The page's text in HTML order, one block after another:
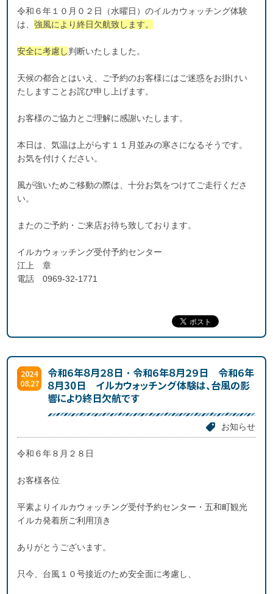
令和６年１０月０２日（水曜日）のイルカウォッチング体験
は、強風により終日欠航致します。
安全に考慮し判断いたしました。
天候の都合とはいえ、ご予約のお客様にはご迷惑をお掛けい
たしますことお詫び申し上げます。
お客様のご協力とご理解に感謝いたします。
本日は、気温は上がらす１１月並みの寒さになるそうです。
お気を付けください。
風が強いためご移動の際は、十分お気をつけてご走行くださ
い。
またのご予約・ご来店お待ち致しております。
イルカウォッチング受付予約センター
江上 章
電話 0969-32-1771
2024
08.27
令和６年８月２８日・令和６年８月２９日 令和６年
８月30日 イルカウォッチング体験は、台風の影
響により終日欠航です
お知らせ
令和６年８月２８日
お客様各位
平素よりイルカウォッチング受付予約センター・五和町観光
イルカ発着所ご利用頂き
ありがとうございます。
只今、台風１０号接近のため安全面に考慮し、